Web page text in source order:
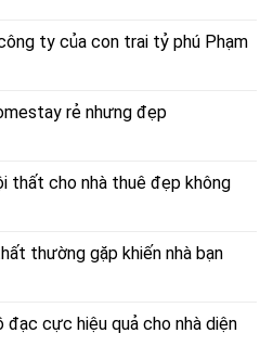
ty của con trai tỷ phú Phạm
rẻ nhưng đẹp
thất cho nhà thuê đẹp không
thường gặp khiến nhà bạn
đạc cực hiệu quả cho nhà diện